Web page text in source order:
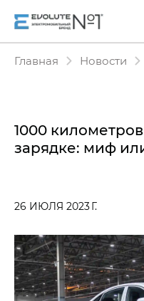
Главная Новости
1000
зарядке: миф
26 ИЮЛЯ 2023 Г.